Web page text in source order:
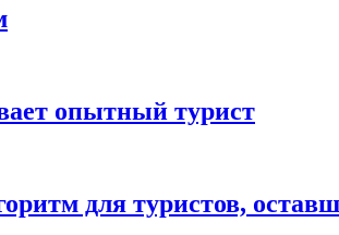
опытный турист
для туристов,